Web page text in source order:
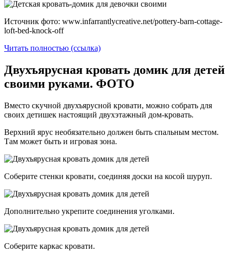
Источник фото: www.infarrantlycreative.net/pottery-barn-cottage-
loft-bed-knock-off
Читать полностью (ссылка)
Двухъярусная кровать домик для детей
своими руками. ФОТО
Вместо скучной двухъярусной кровати, можно собрать для
своих детишек настоящий двухэтажный дом-кровать.
Верхний ярус необязательно должен быть спальным местом.
Там может быть и игровая зона.
Соберите стенки кровати, соединяя доски на косой шуруп.
Дополнительно укрепите соединения уголками.
Соберите каркас кровати.